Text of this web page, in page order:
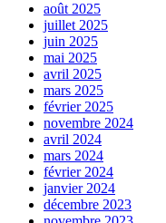
août 2025
juillet 2025
juin 2025
mai 2025
avril 2025
mars 2025
février 2025
novembre 2024
avril 2024
mars 2024
février 2024
janvier 2024
décembre 2023